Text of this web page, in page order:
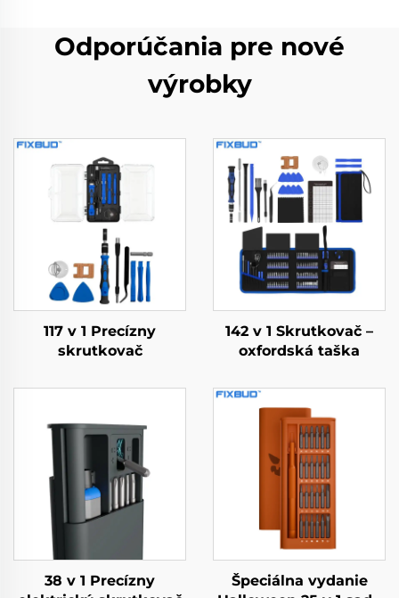
Odporúčania pre nové
výrobky
117 v 1 Precízny
skrutkovač
142 v 1 Skrutkovač –
oxfordská taška
38 v 1 Precízny
Špeciálna vydanie